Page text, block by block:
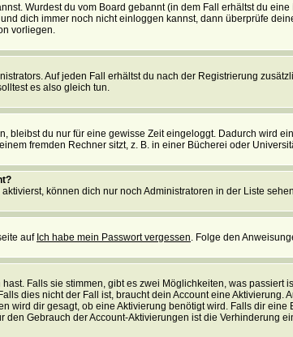
Wurdest du vom Board gebannt (in dem Fall erhältst du
dich immer noch nicht einloggen kannst, dann überprüfe
vorliegen.
Auf jeden Fall erhältst du nach der Registrierung
es also gleich tun.
bleibst du nur für eine gewisse Zeit eingeloggt. Dadurch wird
fremden Rechner sitzt, z. B. in einer Bücherei oder
können dich nur noch Administratoren in der Liste
auf Ich habe mein Passwort vergessen. Folge den
Falls sie stimmen, gibt es zwei Möglichkeiten, was passiert
dies nicht der Fall ist, braucht dein Account eine
wird dir gesagt, ob eine Aktivierung benötigt wird. Falls dir
Gebrauch der Account-Aktivierungen ist die Verhinderung